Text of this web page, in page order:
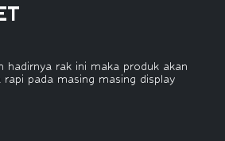
hadirnya rak ini maka produk akan
pada masing masing display